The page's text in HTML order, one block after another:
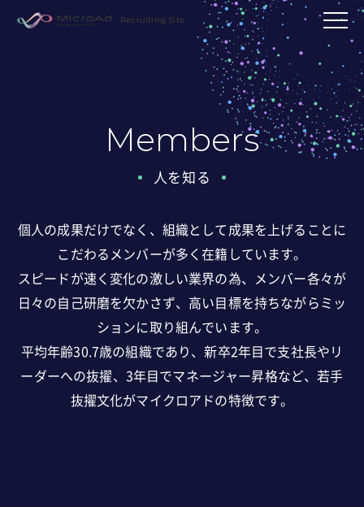
Recruiting Site
Members
人を知る
個人の成果だけでなく、組織として成果を上げることに
こだわるメンバーが多く在籍しています。
スピードが速く変化の激しい業界の為、メンバー各々が
日々の自己研磨を欠かさず、 高い目標を持ちながらミッ
ションに取り組んでいます。
平均年齢30.7歳の組織であり、新卒2年目で支社長やリ
ーダーへの抜擢、 3年目でマネージャー昇格など、若手
抜擢文化がマイクロアドの特徴です。